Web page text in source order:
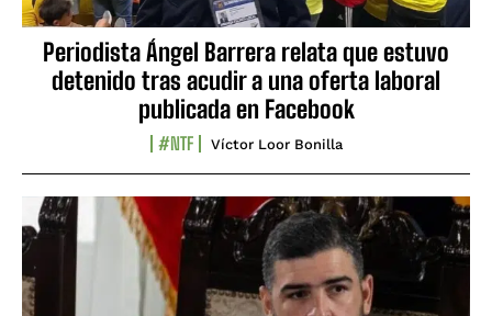
Periodista Ángel Barrera relata que estuvo
detenido tras acudir a una oferta laboral
publicada en Facebook
#NTF Víctor Loor Bonilla